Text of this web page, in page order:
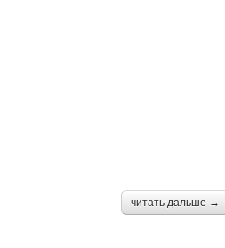
читать дальше →